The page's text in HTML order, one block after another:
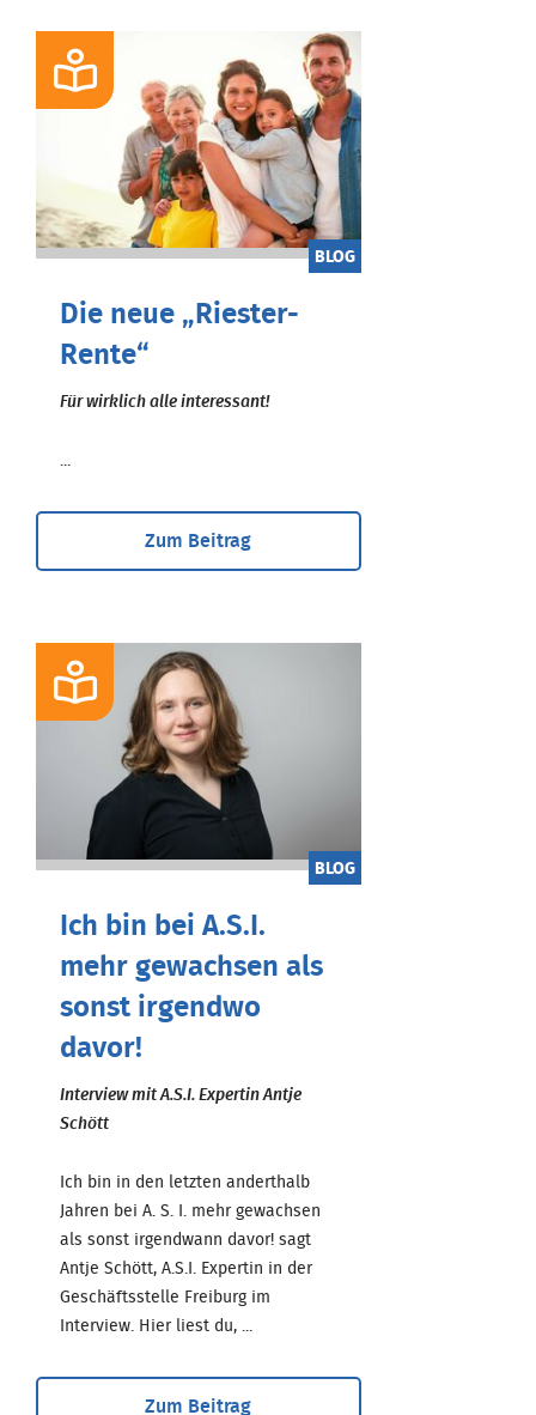
BLOG
Die neue „Riester-
Rente“
Für wirklich alle interessant!
...
Zum Beitrag
BLOG
Ich bin bei A.S.I.
mehr gewachsen als
sonst irgendwo
davor!
Interview mit A.S.I. Expertin Antje
Schött
Ich bin in den letzten anderthalb
Jahren bei A. S. I. mehr gewachsen
als sonst irgendwann davor! sagt
Antje Schött, A.S.I. Expertin in der
Geschäftsstelle Freiburg im
Interview. Hier liest du, ...
Zum Beitrag